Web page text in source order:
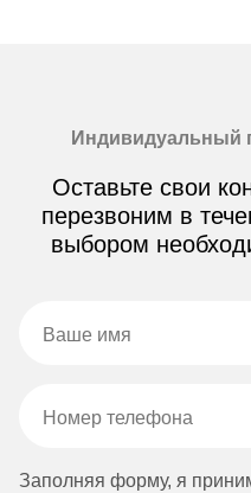
Индивидуальный
Оставьте свои
перезвоним в
выбором
Заполняя форму, я